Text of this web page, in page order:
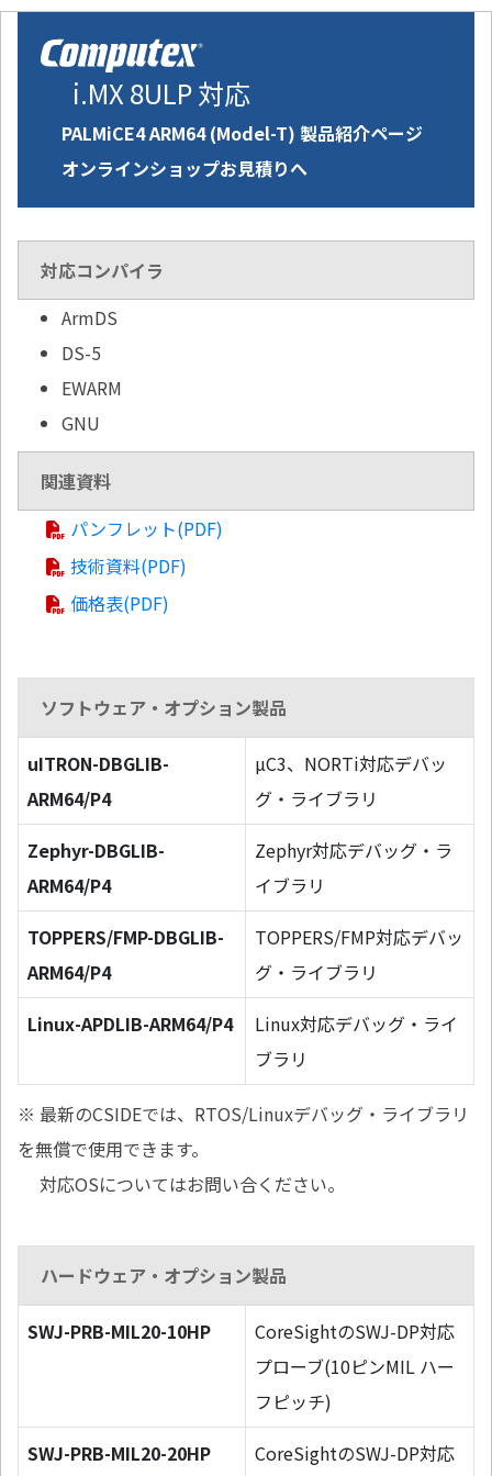
i.MX 8ULP 対応
PALMiCE4 ARM64 (Model-T) 製品紹介ページ
オンラインショップお見積りへ
対応コンパイラ
ArmDS
DS-5
EWARM
GNU
関連資料
パンフレット(PDF)
技術資料(PDF)
価格表(PDF)
ソフトウェア・オプション製品
uITRON-DBGLIB-
ARM64/P4
µC3、NORTi対応デバッ
グ・ライブラリ
Zephyr-DBGLIB-
ARM64/P4
Zephyr対応デバッグ・ラ
イブラリ
TOPPERS/FMP-DBGLIB-
ARM64/P4
TOPPERS/FMP対応デバッ
グ・ライブラリ
Linux-APDLIB-ARM64/P4
Linux対応デバッグ・ライ
ブラリ
※ 最新のCSIDEでは、RTOS/Linuxデバッグ・ライブラリ
を無償で使用できます。
対応OSについてはお問い合ください。
ハードウェア・オプション製品
SWJ-PRB-MIL20-10HP
CoreSightのSWJ-DP対応
プローブ(10ピンMIL ハー
フピッチ)
SWJ-PRB-MIL20-20HP
CoreSightのSWJ-DP対応